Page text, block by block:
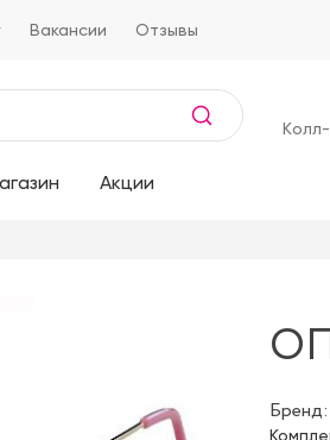
Вакансии Отзывы
Акции
Бренд: